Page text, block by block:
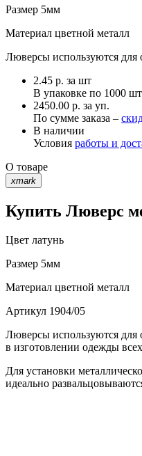
Размер 5мм
Материал цветной металл
Люверсы используются для
2.45 р. за шт
В упаковке по 1000 шт
2450.00 р. за уп.
По сумме заказа –
В наличии
Условия работы и
О товаре
xmark
Купить Люверс
Цвет латунь
Размер 5мм
Материал цветной металл
Артикул 1904/05
Люверсы используются
в изготовлении одежды
Для установки
идеально